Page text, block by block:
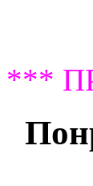
***